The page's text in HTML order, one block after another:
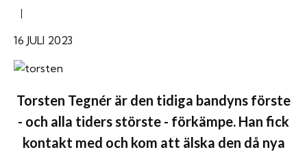
|
16 JULI 2023
Torsten Tegnér är den tidiga bandyns förste
- och alla tiders störste - förkämpe. Han fick
kontakt med och kom att älska den då nya